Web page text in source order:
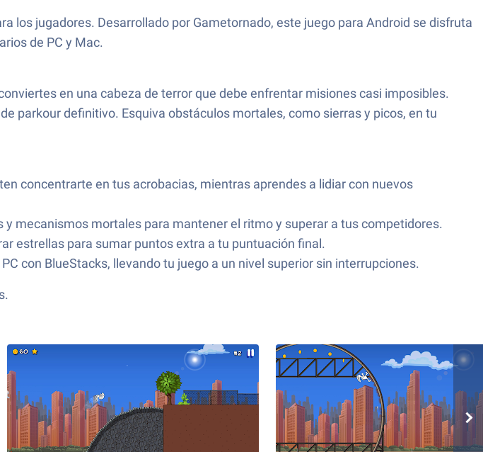
los jugadores. Desarrollado por Gametornado, este juego para Android se disfruta
de PC y Mac.
en una cabeza de terror que debe enfrentar misiones casi imposibles.
parkour definitivo. Esquiva obstáculos mortales, como sierras y picos, en tu
concentrarte en tus acrobacias, mientras aprendes a lidiar con nuevos
y mecanismos mortales para mantener el ritmo y superar a tus competidores.
estrellas para sumar puntos extra a tu puntuación final.
con BlueStacks, llevando tu juego a un nivel superior sin interrupciones.